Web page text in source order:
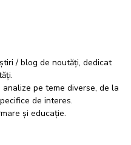
/ blog de noutăți, dedicat
pe teme diverse, de la
de interes.
și educație.